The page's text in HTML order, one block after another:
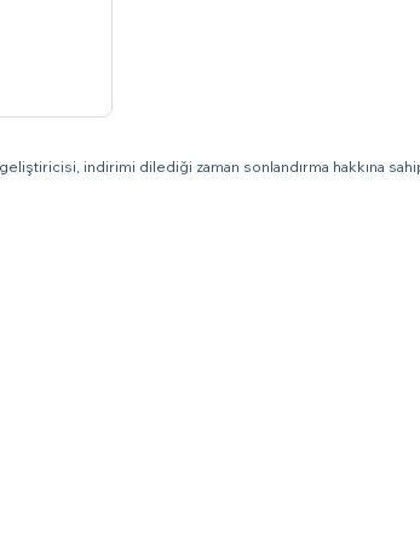
indirimi dilediği zaman sonlandırma hakkına